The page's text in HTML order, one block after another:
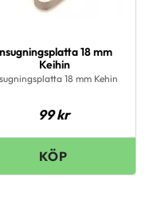
18 mm
Keihin
18 mm Kehin
99kr